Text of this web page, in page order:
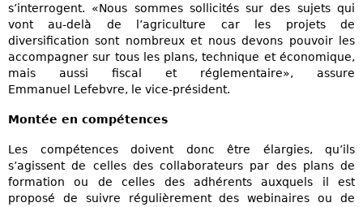
s’interrogent. «Nous sommes sollicités sur des sujets qui
vont au-delà de l’agriculture car les projets de
diversification sont nombreux et nous devons pouvoir les
accompagner sur tous les plans, technique et économique,
mais aussi fiscal et réglementaire», assure
Emmanuel Lefebvre, le vice-président.
Montée en compétences
Les compétences doivent donc être élargies, qu’ils
s’agissent de celles des collaborateurs par des plans de
formation ou de celles des adhérents auxquels il est
proposé de suivre régulièrement des webinaires ou de